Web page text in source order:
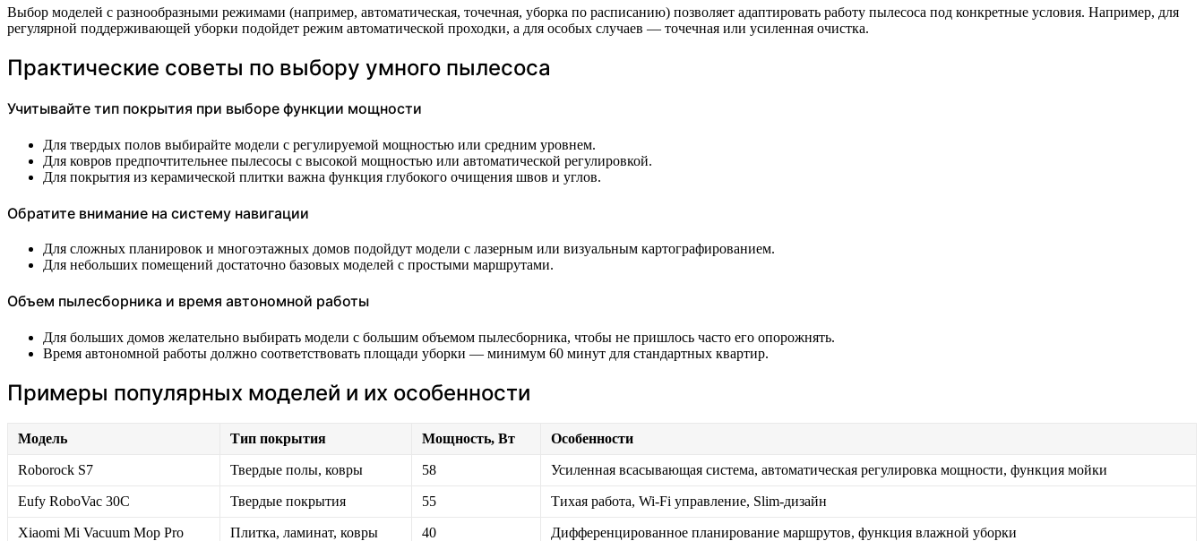
Выбор моделей с разнообразными режимами (например, автоматическая, точечная, уборка по расписанию) позволяет адаптировать работу пылесоса под конкретные условия. Например, для
регулярной поддерживающей уборки подойдет режим автоматической проходки, а для особых случаев — точечная или усиленная очистка.
Практические советы по выбору умного пылесоса
Учитывайте тип покрытия при выборе функции мощности
Для твердых полов выбирайте модели с регулируемой мощностью или средним уровнем.
Для ковров предпочтительнее пылесосы с высокой мощностью или автоматической регулировкой.
Для покрытия из керамической плитки важна функция глубокого очищения швов и углов.
Обратите внимание на систему навигации
Для сложных планировок и многоэтажных домов подойдут модели с лазерным или визуальным картографированием.
Для небольших помещений достаточно базовых моделей с простыми маршрутами.
Объем пылесборника и время автономной работы
Для больших домов желательно выбирать модели с большим объемом пылесборника, чтобы не пришлось часто его опорожнять.
Время автономной работы должно соответствовать площади уборки — минимум 60 минут для стандартных квартир.
Примеры популярных моделей и их особенности
Модель Тип покрытия Мощность, Вт Особенности
Roborock S7 Твердые полы, ковры 58 Усиленная всасывающая система, автоматическая регулировка мощности, функция мойки
Eufy RoboVac 30C Твердые покрытия 55 Тихая работа, Wi-Fi управление, Slim-дизайн
Xiaomi Mi Vacuum Mop Pro Плитка, ламинат, ковры 40 Дифференцированное планирование маршрутов, функция влажной уборки